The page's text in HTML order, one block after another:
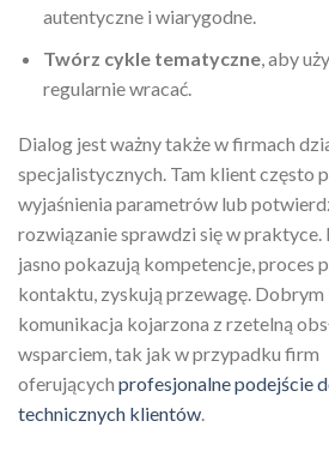
autentyczne i wiarygodne.
Twórz cykle tematyczne, aby
regularnie wracać.
Dialog jest ważny także w firmach
specjalistycznych. Tam klient często
wyjaśnienia parametrów lub
rozwiązanie sprawdzi się w
jasno pokazują kompetencje, proces
kontaktu, zyskują przewagę.
komunikacja kojarzona z rzetelną
wsparciem, tak jak w przypadku firm
oferujących profesjonalne podejście
technicznych klientów